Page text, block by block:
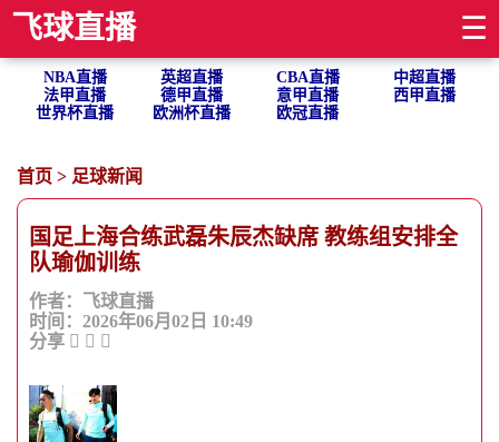
飞球直播 ☰
NBA直播 英超直播 CBA直播
中超直播
法甲直播
德甲直播 意甲直播
西甲直播
世界杯直播
欧洲杯直播 欧冠直播
首页 > 足球新闻
国足上海合练武磊朱辰杰缺席 教练组安排全
队瑜伽训练
作者：飞球直播
时间：2026年06月02日 10:49
分享